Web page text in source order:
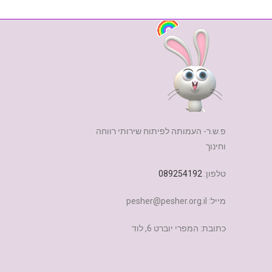
פ.ש.ר- העמותה לפיתוח שירותי רווחה
וחינוך
טלפון: 089254192
מייל: pesher@pesher.org.il
כתובת: המפרי יוברט 6, לוד